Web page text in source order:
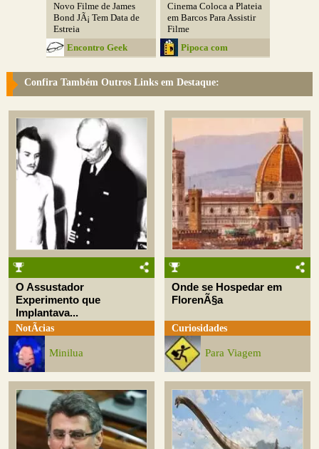
Novo Filme de James
Bond JÃ¡ Tem Data de
Estreia
Encontro Geek
Cinema Coloca a Plateia
em Barcos Para Assistir
Filme
Pipoca com
Confira Também Outros Links em Destaque:
O Assustador
Experimento que
Implantava...
NotÃ­cias
Minilua
Onde se Hospedar em
FlorenÃ§a
Curiosidades
Para Viagem